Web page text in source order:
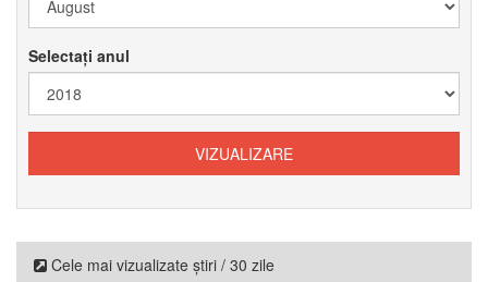
Selectați anul
Cele mai vizualizate știri / 30 zile